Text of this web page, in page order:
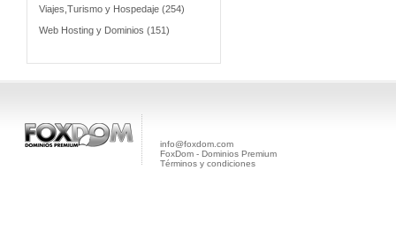
Viajes,Turismo y Hospedaje (254)
Web Hosting y Dominios (151)
info@foxdom.com
FoxDom - Dominios Premium
Términos y condiciones